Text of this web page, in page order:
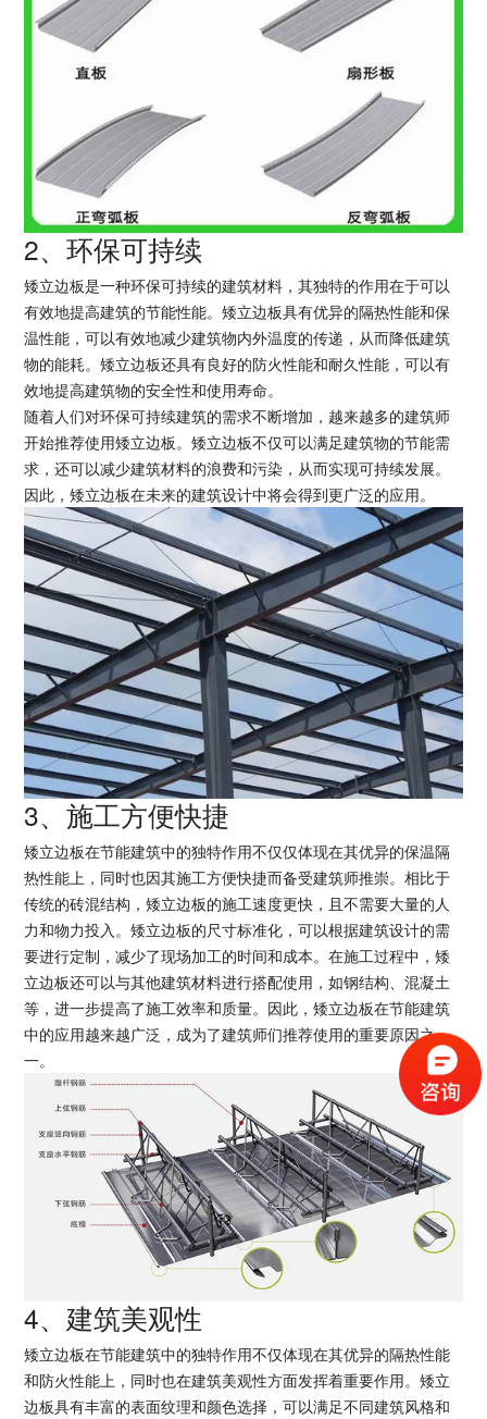
2、环保可持续
矮立边板是一种环保可持续的建筑材料，其独特的作用在于可以
有效地提高建筑的节能性能。矮立边板具有优异的隔热性能和保
温性能，可以有效地减少建筑物内外温度的传递，从而降低建筑
物的能耗。矮立边板还具有良好的防火性能和耐久性能，可以有
效地提高建筑物的安全性和使用寿命。
随着人们对环保可持续建筑的需求不断增加，越来越多的建筑师
开始推荐使用矮立边板。矮立边板不仅可以满足建筑物的节能需
求，还可以减少建筑材料的浪费和污染，从而实现可持续发展。
因此，矮立边板在未来的建筑设计中将会得到更广泛的应用。
3、施工方便快捷
矮立边板在节能建筑中的独特作用不仅仅体现在其优异的保温隔
热性能上，同时也因其施工方便快捷而备受建筑师推崇。相比于
传统的砖混结构，矮立边板的施工速度更快，且不需要大量的人
力和物力投入。矮立边板的尺寸标准化，可以根据建筑设计的需
要进行定制，减少了现场加工的时间和成本。在施工过程中，矮
立边板还可以与其他建筑材料进行搭配使用，如钢结构、混凝土
等，进一步提高了施工效率和质量。因此，矮立边板在节能建筑
中的应用越来越广泛，成为了建筑师们推荐使用的重要原因之
一。
4、建筑美观性
矮立边板在节能建筑中的独特作用不仅体现在其优异的隔热性能
和防火性能上，同时也在建筑美观性方面发挥着重要作用。矮立
边板具有丰富的表面纹理和颜色选择，可以满足不同建筑风格和